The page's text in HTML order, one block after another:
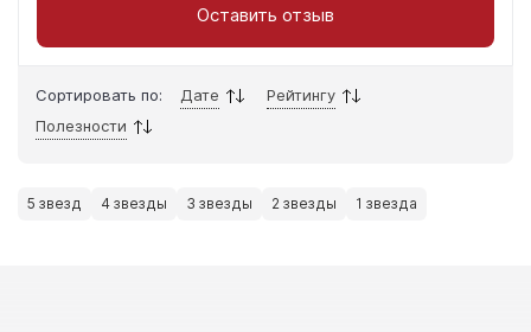
Оставить отзыв
Сортировать по: Дате
Рейтингу
Полезности
5 звезд 4 звезды 3 звезды 2 звезды 1 звезда